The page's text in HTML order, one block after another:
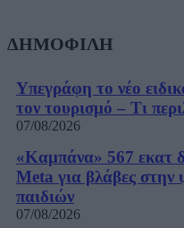
ΔΗΜΟΦΙΛΗ
Υπεγράφη το νέο
τον τουρισμό – Τι
07/08/2026
«Καμπάνα» 567 εκατ
Meta για βλάβες στην
παιδιών
07/08/2026